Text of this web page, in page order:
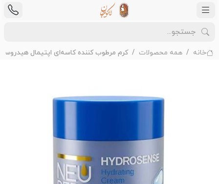
خانه همه محصولات کرم مرطوب کننده کاسه‌ای اپتیمال